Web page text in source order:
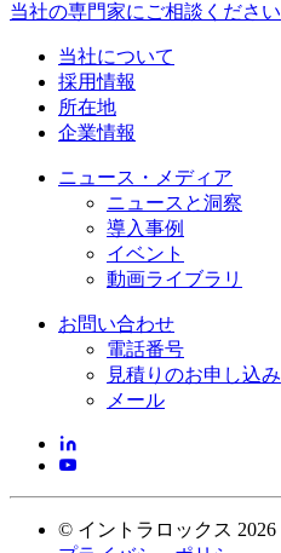
当社の専門家にご相談ください
当社について
採用情報
所在地
企業情報
ニュース・メディア
ニュースと洞察
導入事例
イベント
動画ライブラリ
お問い合わせ
電話番号
見積りのお申し込み
メール
© イントラロックス 2026